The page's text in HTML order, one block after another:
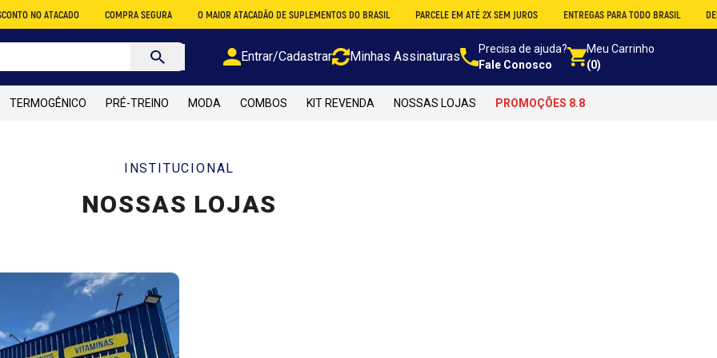
COMPRA SEGURA O MAIOR ATACADÃO DE SUPLEMENTOS DO BRASIL PARCELE EM ATÉ 2X SEM JUROS ENTREGAS PARA TODO BRASIL DESCONTO NO
Entrar/Cadastrar Minhas Assinaturas
Precisa de ajuda?
Fale Conosco
Meu Carrinho
(0)
TERMOGÊNICO PRÉ-TREINO MODA COMBOS KIT REVENDA NOSSAS LOJAS PROMOÇÕES 8.8
INSTITUCIONAL
NOSSAS LOJAS